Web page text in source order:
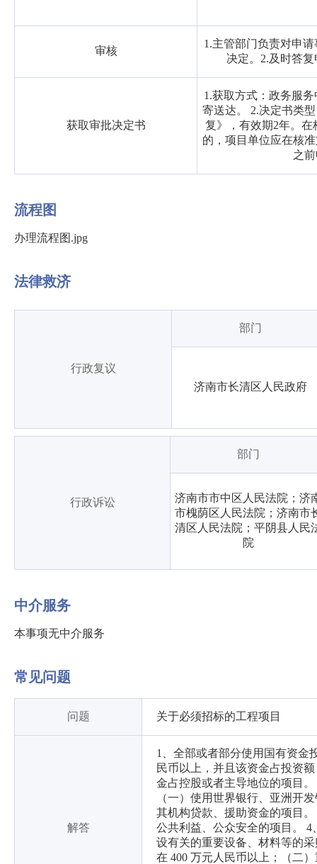
审核
1.主管部门负责对申
决定。2.及时答
获取审批决定书
1.获取方式：政务服
寄送达。 2.决定书类
复》，有效期2年。
的，项目单位应在核
之
流程图
办理流程图.jpg
法律救济
行政复议
部门
济南市长清区人民政府
行政诉讼
部门
济南市市中区人民法院；济
市槐荫区人民法院；济南市
清区人民法院；平阴县人民
院
中介服务
本事项无中介服务
常见问题
问题 关于必须招标的工程项目
解答
1、全部或者部分使用国有资金
民币以上，并且该资金占投资
金占控股或者主导地位的项目
（一）使用世界银行、亚洲开
其机构贷款、援助资金的项目
公共利益、公众安全的项目。
设有关的重要设备、材料等的
在 400 万元人民币以上；（二